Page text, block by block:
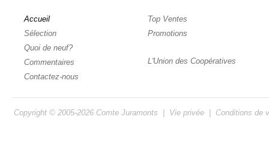
Accueil
Sélection
Quoi de neuf?
Commentaires
Contactez-nous
Top Ventes
Promotions
L'Union des Coopératives
Copyright © 2005-2026 Comte Juramonts Vie privée Conditions de